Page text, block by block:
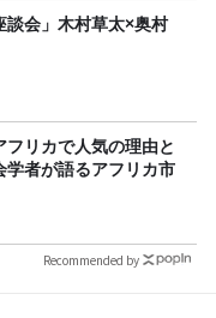
談会」木村草太×奥村
フリカで人気の理由と
学者が語るアフリカ市
Recommended by